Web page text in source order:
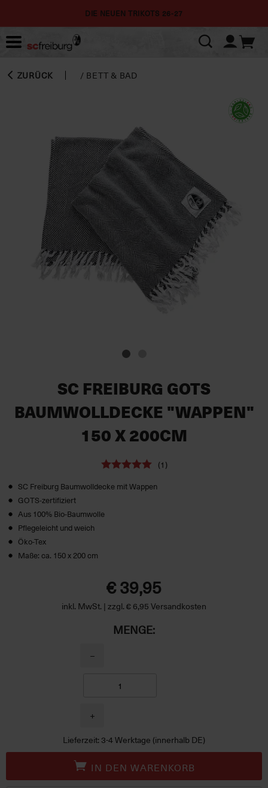
DIE NEUEN TRIKOTS 26-27
ZURÜCK / BETT & BAD
SC FREIBURG GOTS
BAUMWOLLDECKE "WAPPEN"
150 X 200CM
(1)
SC Freiburg Baumwolldecke mit Wappen
GOTS-zertifiziert
Aus 100% Bio-Baumwolle
Pflegeleicht und weich
Öko-Tex
Maße: ca. 150 x 200 cm
€ 39,95
inkl. MwSt. | zzgl. € 6,95 Versandkosten
MENGE:
−
+
Lieferzeit: 3-4 Werktage (innerhalb DE)
IN DEN WARENKORB